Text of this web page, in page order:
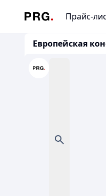
Прайс-
Европейская